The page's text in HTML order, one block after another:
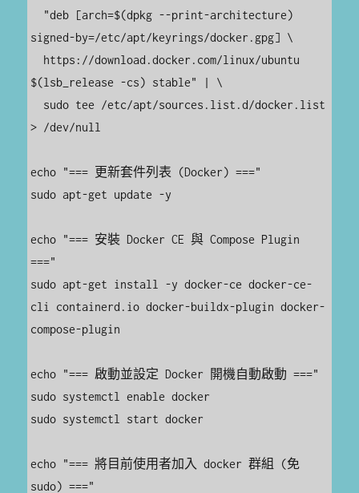
signed-by=/etc/apt/keyrings/docker.gpg] \
$(lsb_release -cs) stable" | \
> /dev/null
echo "=== 更新套件列表 (Docker) ==="
sudo apt-get update -y
echo "=== 安裝 Docker CE 與 Compose Plugin
==="
sudo apt-get install -y docker-ce docker-ce-
cli containerd.io docker-buildx-plugin docker-
compose-plugin
echo "=== 啟動並設定 Docker 開機自動啟動 ==="
sudo systemctl enable docker
sudo systemctl start docker
echo "=== 將目前使用者加入 docker 群組 (免
sudo) ==="